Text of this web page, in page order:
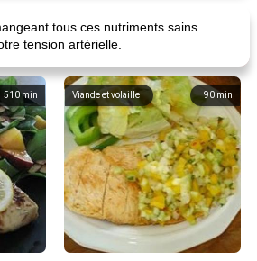
tous ces nutriments sains
tension artérielle.
510min 90 min
Viande et volaille